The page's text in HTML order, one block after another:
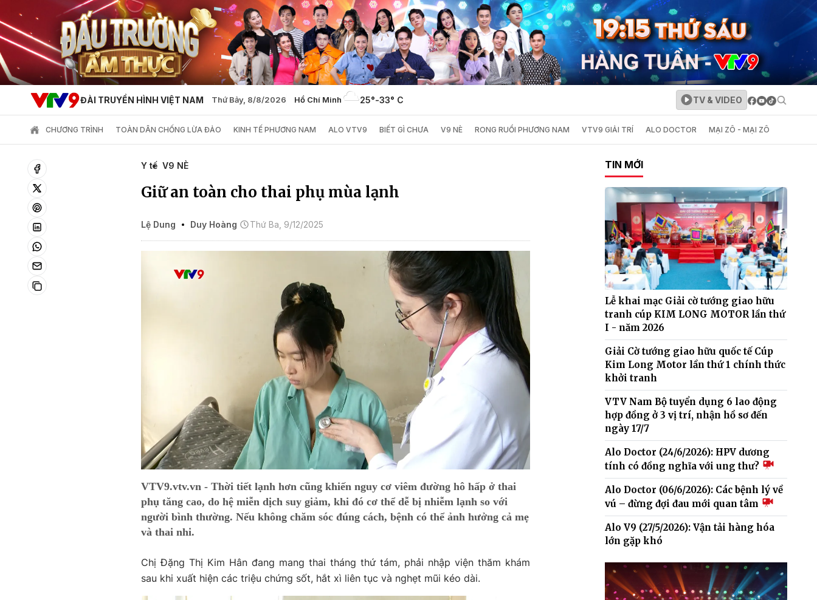
ĐÀI TRUYỀN HÌNH VIỆT NAM Thứ Bảy, 8/8/2026 Hồ Chí Minh 25°-33° C TV & VIDEO
CHƯƠNG TRÌNH TOÀN DÂN CHỐNG LỪA ĐẢO KINH TẾ PHƯƠNG NAM ALO VTV9 BIẾT GÌ CHƯA V9 NÈ RONG RUỔI PHƯƠNG NAM VTV9 GIẢI TRÍ ALO DOCTOR MẠI ZÔ - MẠI ZÔ
Y tế V9 NÈ
Giữ an toàn cho thai phụ mùa lạnh
Lệ Dung Duy Hoàng Thứ Ba, 9/12/2025
VTV9.vtv.vn - Thời tiết lạnh hơn cũng khiến nguy cơ viêm đường hô hấp ở thai
phụ tăng cao, do hệ miễn dịch suy giảm, khi đó cơ thể dễ bị nhiễm lạnh so với
người bình thường. Nếu không chăm sóc đúng cách, bệnh có thể ảnh hưởng cả mẹ
và thai nhi.
Chị Đặng Thị Kim Hân đang mang thai tháng thứ tám, phải nhập viện thăm khám
sau khi xuất hiện các triệu chứng sốt, hắt xì liên tục và nghẹt mũi kéo dài.
TIN MỚI
Lễ khai mạc Giải cờ tướng giao hữu
tranh cúp KIM LONG MOTOR lần thứ
I - năm 2026
Giải Cờ tướng giao hữu quốc tế Cúp
Kim Long Motor lần thứ 1 chính thức
khởi tranh
VTV Nam Bộ tuyển dụng 6 lao động
hợp đồng ở 3 vị trí, nhận hồ sơ đến
ngày 17/7
Alo Doctor (24/6/2026): HPV dương
tính có đồng nghĩa với ung thư?
Alo Doctor (06/6/2026): Các bệnh lý về
vú – đừng đợi đau mới quan tâm
Alo V9 (27/5/2026): Vận tải hàng hóa
lớn gặp khó